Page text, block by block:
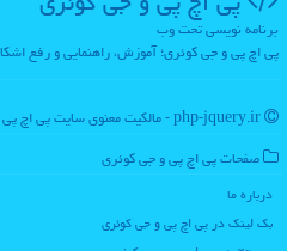
برنامه نویسی تحت وب
پی اچ پی و جی کوئری؛ آموزش، راهنمایی و رفع
صفحات پی اچ پی و جی كوئری
درباره ما
بک لینک در پی اچ پی و جی كوئری